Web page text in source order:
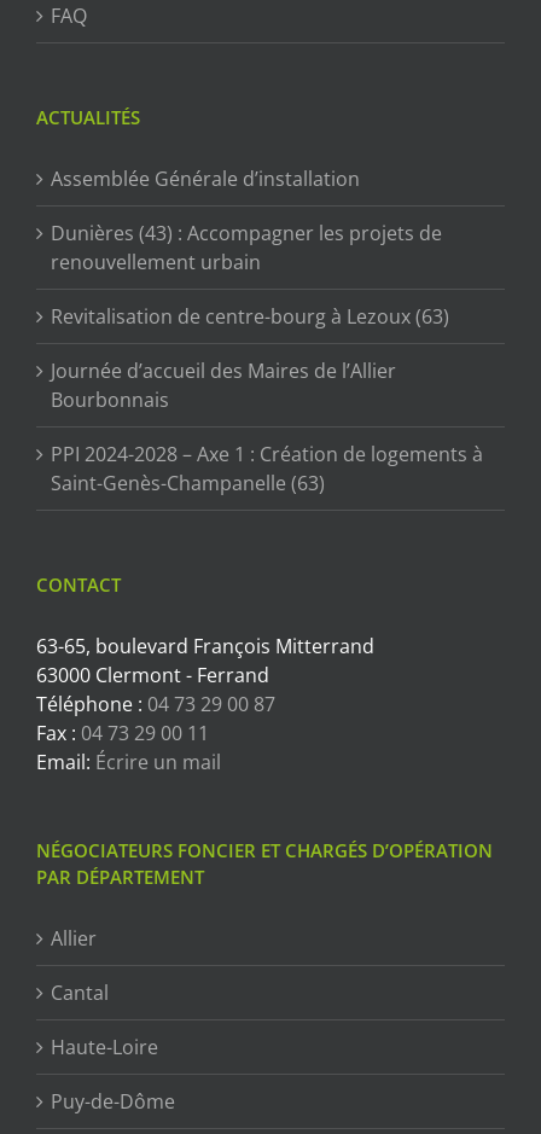
FAQ
ACTUALITÉS
Assemblée Générale d’installation
Dunières (43) : Accompagner les projets de
renouvellement urbain
Revitalisation de centre-bourg à Lezoux (63)
Journée d’accueil des Maires de l’Allier
Bourbonnais
PPI 2024-2028 – Axe 1 : Création de logements à
Saint-Genès-Champanelle (63)
CONTACT
63-65, boulevard François Mitterrand
63000 Clermont - Ferrand
Téléphone : 04 73 29 00 87
Fax : 04 73 29 00 11
Email: Écrire un mail
NÉGOCIATEURS FONCIER ET CHARGÉS D’OPÉRATION
PAR DÉPARTEMENT
Allier
Cantal
Haute-Loire
Puy-de-Dôme